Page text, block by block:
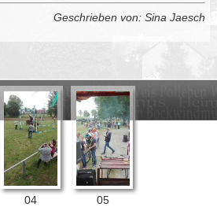
Geschrieben von: Sina Jaesch
04 05